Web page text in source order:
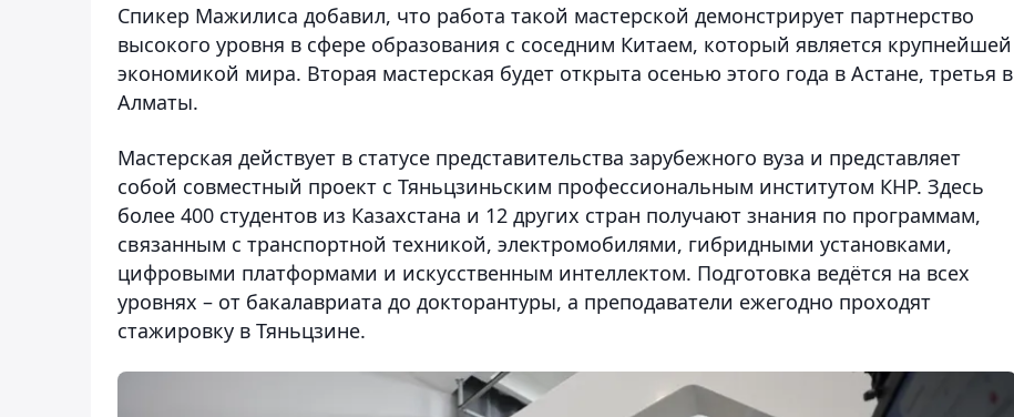
Спикер Мажилиса добавил, что работа такой мастерской демонстрирует партнерство
высокого уровня в сфере образования с соседним Китаем, который является крупнейшей
экономикой мира. Вторая мастерская будет открыта осенью этого года в Астане, третья в
Алматы.
Мастерская действует в статусе представительства зарубежного вуза и представляет
собой совместный проект с Тяньцзиньским профессиональным институтом КНР. Здесь
более 400 студентов из Казахстана и 12 других стран получают знания по программам,
связанным с транспортной техникой, электромобилями, гибридными установками,
цифровыми платформами и искусственным интеллектом. Подготовка ведётся на всех
уровнях – от бакалавриата до докторантуры, а преподаватели ежегодно проходят
стажировку в Тяньцзине.